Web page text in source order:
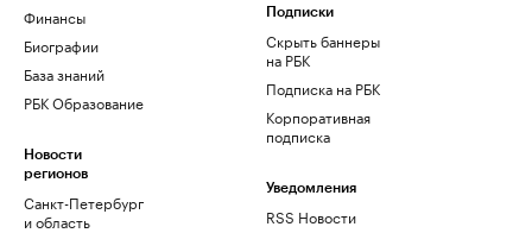
Финансы
Биографии
База знаний
РБК Образование
Новости
регионов
Санкт-Петербург
и область
Подписки
Скрыть баннеры
на РБК
Подписка на РБК
Корпоративная
подписка
Уведомления
RSS Новости